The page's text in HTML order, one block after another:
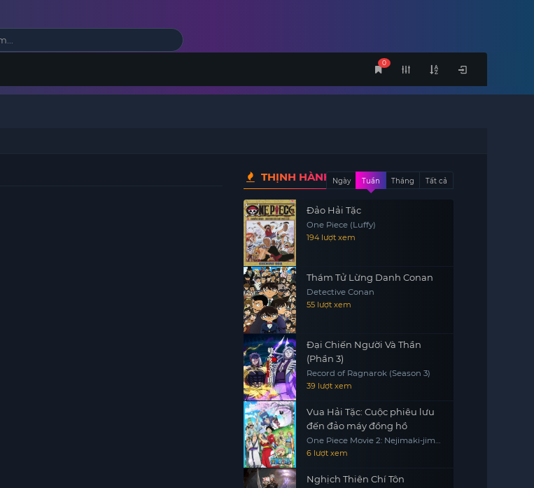
0
THỊNH HÀNHNgày Tuần Tháng Tất cả
Đảo Hải Tặc
One Piece (Luffy)
194 lượt xem
Thám Tử Lừng Danh Conan
Detective Conan
55 lượt xem
Đại Chiến Người Và Thần
(Phần 3)
Record of Ragnarok (Season 3)
39 lượt xem
Vua Hải Tặc: Cuộc phiêu lưu
đến đảo máy đồng hồ
One Piece Movie 2: Nejimaki-jima
no Daibouken, One Piece:
Nejimakijima no Bouken, One
6 lượt xem
Nghịch Thiên Chí Tôn